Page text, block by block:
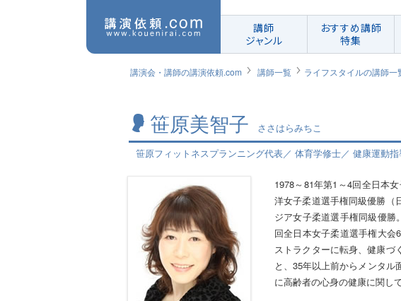
講師
ジャンル
おすすめ講師
特集
講演会・講師の講演依頼.com 講師一覧 ライフスタイルの講師一
笹原美智子 ささはらみちこ
笹原フィットネスプランニング代表／ 体育学修士／ 健康運動
1978～81年第1～4回全日本
洋女子柔道選手権同級優勝（
ジア女子柔道選手権同級優
回全日本女子柔道選手権大
ストラクターに転身、健康づ
と、35年以上前からメンタル
に高齢者の心身の健康に関して